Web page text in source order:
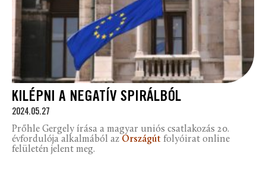
KILÉPNI A NEGATÍV SPIRÁLBÓL
2024.05.27
Prőhle Gergely írása a magyar uniós csatlakozás 20.
évfordulója alkalmából az Országút folyóirat online
felületén jelent meg.